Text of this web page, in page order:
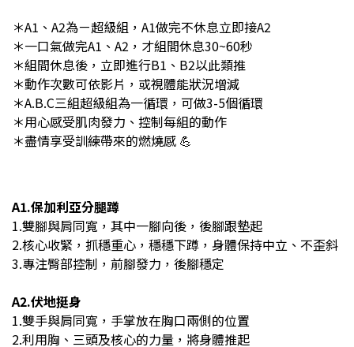
＊A1、A2為ㄧ超級組，A1做完不休息立即接A2
＊一口氣做完A1、A2，才組間休息30~60秒
＊組間休息後，立即進行B1、B2以此類推
＊動作次數可依影片，或視體能狀況增減
＊A.B.C三組超級組為一循環， 可做3-5個循環
＊用心感受肌肉發力、控制每組的動作
＊盡情享受訓練帶來的燃燒感 💪
A1.保加利亞分腿蹲
1.雙腳與肩同寬，其中一腳向後，後腳跟墊起
2.核心收緊，抓穩重心，穩穩下蹲 ，身體保持中立、不歪斜
3.專注臀部控制， 前腳發力，後腳穩定
A2.伏地挺身
1.雙手與肩同寬，手掌放在胸口兩側的位置
2.利用胸、三頭及核心的力量，將身體推起